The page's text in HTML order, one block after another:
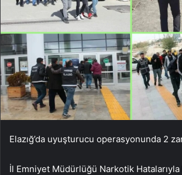
Elazığ’da uyuşturucu operasyonunda 2
İl Emniyet Müdürlüğü Narkotik